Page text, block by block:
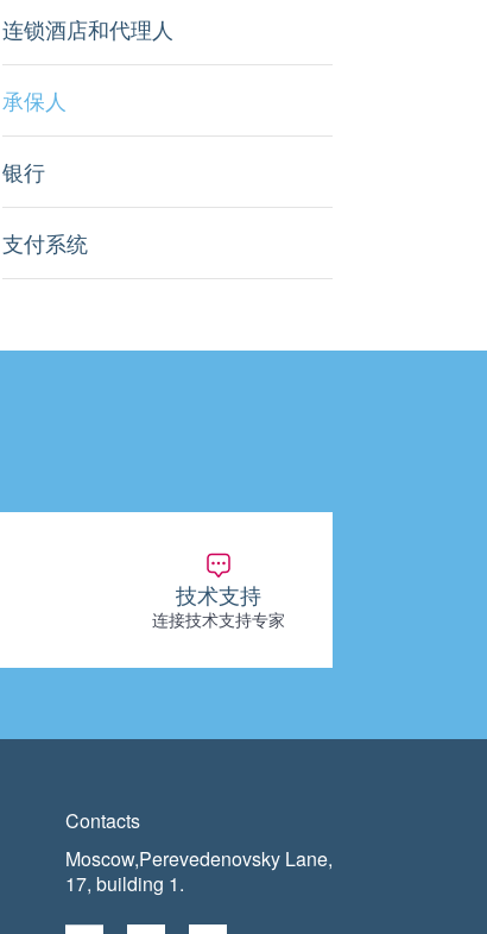
连锁酒店和代理人
承保人
银行
支付系统
技术支持
连接技术支持专家
Contacts
Moscow,Perevedenovsky Lane,
17, building 1.